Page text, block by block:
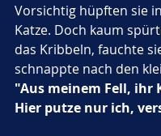
Vorsichtig hüpften sie
Katze. Doch kaum
das Kribbeln, fauchte
schnappte nach den
"Aus meinem Fell, ihr
Hier putze nur ich,